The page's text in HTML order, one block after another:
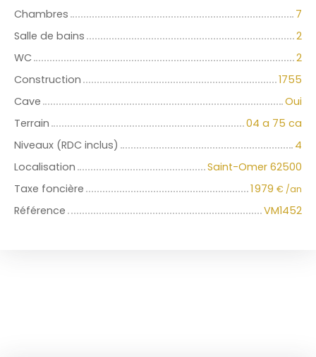
Chambres
7
Salle de bains
2
WC
2
Construction
1755
Cave
Oui
Terrain
04 a 75 ca
Niveaux (RDC inclus)
4
Localisation
Saint-Omer 62500
Taxe foncière
1 979 € /an
Référence VM1452